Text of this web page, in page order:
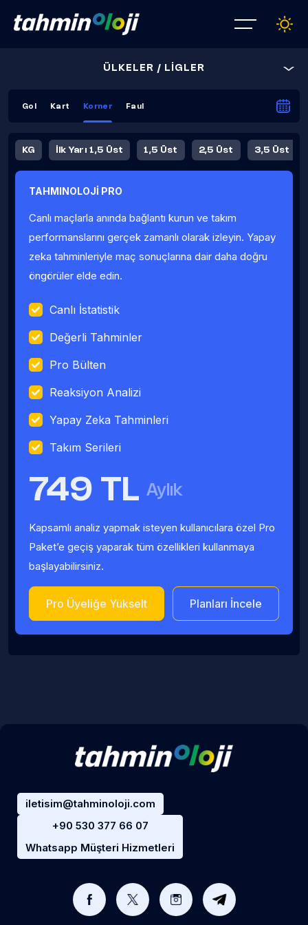
ÜLKELER / LİGLER
Gol Kart Korner Faul
KG İlk Yarı 1,5 Üst 1,5 Üst 2,5 Üst 3,5 Üst
Fauller Ortalama
TAHMINOLOJİ PRO
Canlı maçlarla anında bağlantı kurun ve takım
performanslarını gerçek zamanlı olarak izleyin. Yapay
zeka tahminleriyle maç sonuçlarına dair daha doğru
öngörüler elde edin.
Canlı İstatistik
Değerli Tahminler
Pro Bülten
Reaksiyon Analizi
Yapay Zeka Tahminleri
Takım Serileri
749 TL Aylık
Kapsamlı analiz yapmak isteyen kullanıcılara özel Pro
Paket’e geçiş yaparak tüm özellikleri kullanmaya
başlayabilirsiniz.
Pro Üyeliğe Yükselt Planları İncele
iletisim@tahminoloji.com
+90 530 377 66 07
Whatsapp Müşteri Hizmetleri